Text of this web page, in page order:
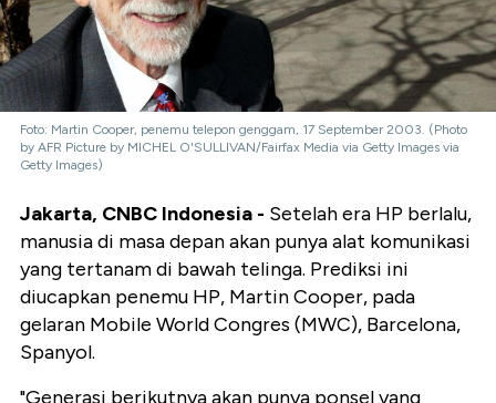
Foto: Martin Cooper, penemu telepon genggam, 17 September 2003. (Photo
by AFR Picture by MICHEL O'SULLIVAN/Fairfax Media via Getty Images via
Getty Images)
Jakarta, CNBC Indonesia - Setelah era HP berlalu,
manusia di masa depan akan punya alat komunikasi
yang tertanam di bawah telinga. Prediksi ini
diucapkan penemu HP, Martin Cooper, pada
gelaran Mobile World Congres (MWC), Barcelona,
Spanyol.
"Generasi berikutnya akan punya ponsel yang